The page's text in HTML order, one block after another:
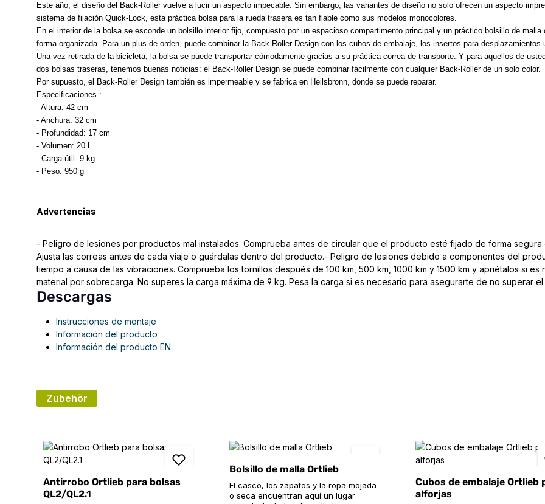
Este año, el diseño del Back-Roller vuelve a lucir un aspecto impecable. Sin embargo, las variantes de diseño no solo ofrecen un aspecto
sistema de fijación Quick-Lock, esta práctica bolsa para la rueda trasera es tan fiable como sus modelos monocolores.
En el interior de la bolsa se esconde un bolsillo interior fijo, compuesto por un espacioso compartimento principal y un práctico bolsillo de
forma organizada. Para un plus de orden, puede combinar la Back-Roller Design con los cubos de embalaje, los insertos para
Una vez retirada de la bicicleta, la bolsa se puede transportar cómodamente gracias a su práctica correa de transporte. Y para aquellos de
dos bolsas traseras, tenemos buenas noticias: el Back-Roller Design se puede combinar fácilmente con cualquier Back-Roller de un solo color.
Por supuesto, el Back-Roller Design también es impermeable y se fabrica en Heilsbronn, donde se puede reparar.
Especificaciones :
- Altura: 42 cm
- Anchura: 32 cm
- Profundidad: 17 cm
- Volumen: 20 l
- Carga útil: 9 kg
- Peso: 950 g
Advertencias
- Peligro de lesiones por productos mal instalados. Comprueba antes de circular que el producto esté fijado de forma
Ajusta las correas antes de cada viaje o guárdalas dentro del producto.- Peligro de lesiones debido a componentes del
tiempo a causa de las vibraciones. Comprueba los tornillos después de 100 km, 500 km, 1000 km y 1500 km y apriétalos si
material por sobrecarga. No superes la carga máxima de 9 kg. Pesa la carga si es necesario para asegurarte de no superar el
Descargas
Instrucciones de montaje
Información del producto
Información del producto EN
Zubehör
Antirrobo Ortlieb para bolsas
QL2/QL2.1
Bolsillo de malla Ortlieb
El casco, los zapatos y la ropa mojada
o seca encuentran aquí un lugar
Cubos de embalaje Ortlieb
alforjas